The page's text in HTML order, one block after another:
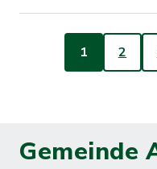
1 2
Gemeinde